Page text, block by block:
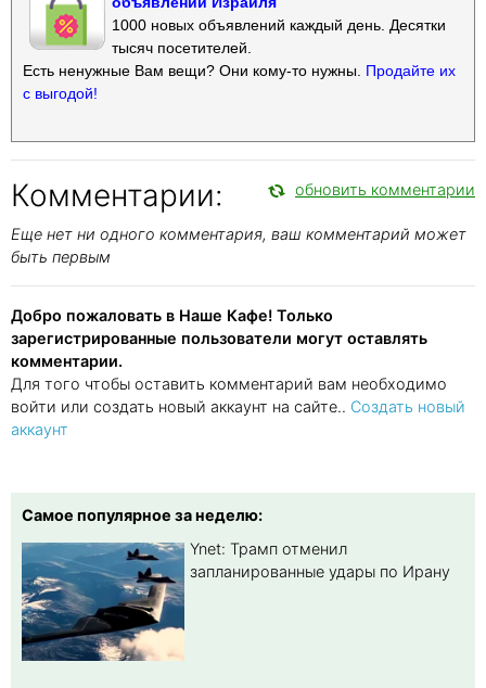
1000 новых объявлений каждый день. Десятки
тысяч посетителей.
Есть ненужные Вам вещи? Они кому-то нужны. Продайте их
с выгодой!
Комментарии: обновить комментарии
Еще нет ни одного комментария, ваш комментарий может
быть первым
Добро пожаловать в Наше Кафе! Только
зарегистрированные пользователи могут оставлять
комментарии.
Для того чтобы оставить комментарий вам необходимо
войти или создать новый аккаунт на сайте.. Создать новый
аккаунт
Самое популярное за неделю:
Ynet: Трамп отменил
запланированные удары по Ирану